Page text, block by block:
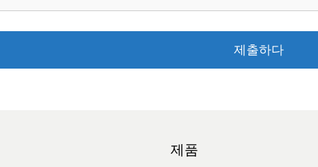
제출하다
제품